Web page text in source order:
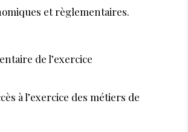
découvrir des articles